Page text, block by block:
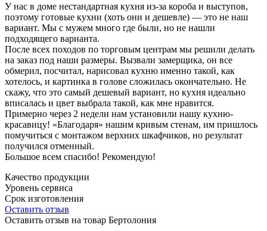
У нас в доме нестандартная кухня из-за короба и выступов,
поэтому готовые кухни (хоть они и дешевле) — это не наш
вариант. Мы с мужем много где были, но не нашли
подходящего варианта.
После всех походов по торговым центрам мы решили делать
на заказ под наши размеры. Вызвали замерщика, он все
обмерил, посчитал, нарисовал кухню именно такой, как
хотелось, и картинка в голове сложилась окончательно. Не
скажу, что это самый дешевый вариант, но кухня идеально
вписалась и цвет выбрала такой, как мне нравится.
Примерно через 2 недели нам установили нашу кухню-
красавицу! «Благодаря» нашим кривым стенам, им пришлось
помучиться с монтажом верхних шкафчиков, но результат
получился отменный.
Большое всем спасибо! Рекомендую!
Качество продукции
Уровень сервиса
Срок изготовления
Оставить отзыв
Оставить отзыв на товар Бертолония